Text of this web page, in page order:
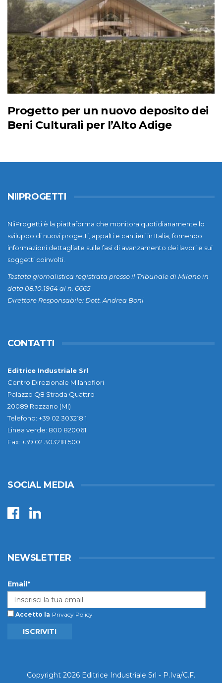
Progetto per un nuovo deposito dei
Beni Culturali per l’Alto Adige
NIIPROGETTI
NiiProgetti è la piattaforma che monitora quotidianamente lo
sviluppo di nuovi progetti, appalti e cantieri in Italia, fornendo
informazioni dettagliate sulle fasi di avanzamento dei lavori e sui
soggetti coinvolti.
Testata giornalistica registrata presso il Tribunale di Milano in
data 08.10.1964 al n. 6665
Direttore Responsabile: Dott. Andrea Boni
CONTATTI
Editrice Industriale Srl
Centro Direzionale Milanofiori
Palazzo Q8 Strada Quattro
20089 Rozzano (MI)
Telefono: +39 02 303218.1
Linea verde: 800 820061
Fax: +39 02 303218.500
SOCIAL MEDIA
NEWSLETTER
Email*
Accetto la Privacy Policy
ISCRIVITI
Copyright 2026 Editrice Industriale Srl - P.Iva/C.F.